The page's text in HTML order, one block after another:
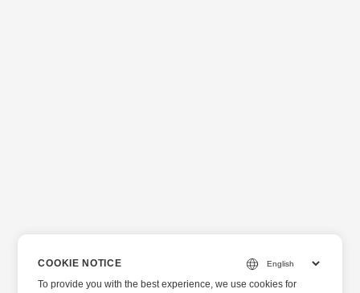
COOKIE NOTICE
To provide you with the best experience, we use cookies for